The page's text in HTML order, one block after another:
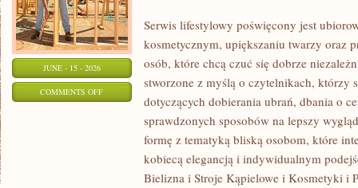
JUNE - 15 - 2026
COMMENTS OFFON
Serwis lifestylowy poświęcony jest
kosmetycznym, upiększaniu twarzy oraz
osób, które chcą czuć się dobrze
stworzone z myślą o czytelnikach, którzy
dotyczących dobierania ubrań, dbania o
sprawdzonych sposobów na lepszy
formę z tematyką bliską osobom, które
kobiecą elegancją i indywidualnym
Bielizna i Stroje Kąpielowe i Kosmetyki i